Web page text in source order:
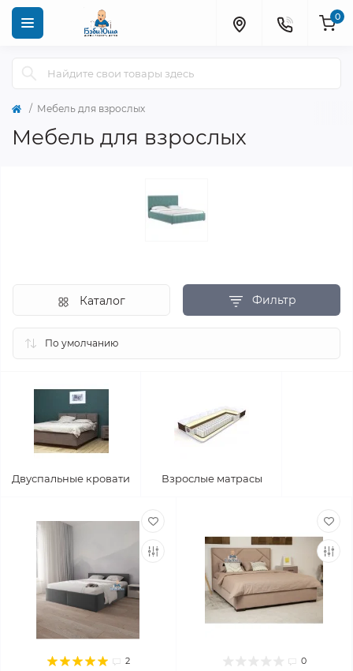
0
Мебель для взрослых
Мебель для взрослых
Фильтр
Каталог
Двуспальные кровати Взрослые матрасы
2 0